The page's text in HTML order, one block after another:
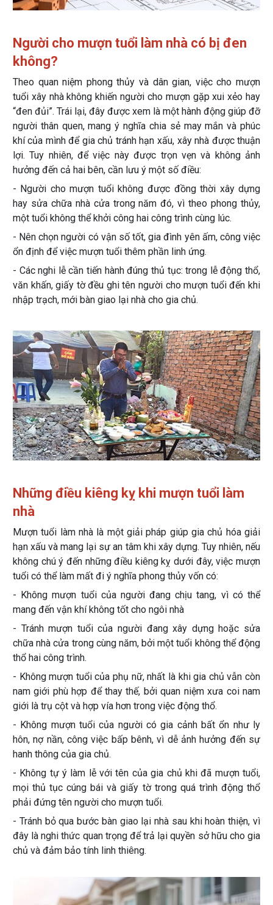
Người cho mượn tuổi làm nhà có bị đen
không?
Theo quan niệm phong thủy và dân gian, việc cho mượn
tuổi xây nhà không khiến người cho mượn gặp xui xẻo hay
“đen đủi”. Trái lại, đây được xem là một hành động giúp đỡ
người thân quen, mang ý nghĩa chia sẻ may mắn và phúc
khí của mình để gia chủ tránh hạn xấu, xây nhà được thuận
lợi. Tuy nhiên, để việc này được trọn vẹn và không ảnh
hưởng đến cả hai bên, cần lưu ý một số điều:
- Người cho mượn tuổi không được đồng thời xây dựng
hay sửa chữa nhà cửa trong năm đó, vì theo phong thủy,
một tuổi không thể khởi công hai công trình cùng lúc.
- Nên chọn người có vận số tốt, gia đình yên ấm, công việc
ổn định để việc mượn tuổi thêm phần linh ứng.
- Các nghi lễ cần tiến hành đúng thủ tục: trong lễ động thổ,
văn khấn, giấy tờ đều ghi tên người cho mượn tuổi đến khi
nhập trạch, mới bàn giao lại nhà cho gia chủ.
Những điều kiêng kỵ khi mượn tuổi làm
nhà
Mượn tuổi làm nhà là một giải pháp giúp gia chủ hóa giải
hạn xấu và mang lại sự an tâm khi xây dựng. Tuy nhiên, nếu
không chú ý đến những điều kiêng kỵ dưới đây, việc mượn
tuổi có thể làm mất đi ý nghĩa phong thủy vốn có:
- Không mượn tuổi của người đang chịu tang, vì có thể
mang đến vận khí không tốt cho ngôi nhà
- Tránh mượn tuổi của người đang xây dựng hoặc sửa
chữa nhà cửa trong cùng năm, bởi một tuổi không thể động
thổ hai công trình.
- Không mượn tuổi của phụ nữ, nhất là khi gia chủ vẫn còn
nam giới phù hợp để thay thế, bởi quan niệm xưa coi nam
giới là trụ cột và hợp vía hơn trong việc động thổ.
- Không mượn tuổi của người có gia cảnh bất ổn như ly
hôn, nợ nần, công việc bấp bênh, vì dễ ảnh hưởng đến sự
hanh thông của gia chủ.
- Không tự ý làm lễ với tên của gia chủ khi đã mượn tuổi,
mọi thủ tục cúng bái và giấy tờ trong quá trình động thổ
phải đứng tên người cho mượn tuổi.
- Tránh bỏ qua bước bàn giao lại nhà sau khi hoàn thiện, vì
đây là nghi thức quan trọng để trả lại quyền sở hữu cho gia
chủ và đảm bảo tính linh thiêng.